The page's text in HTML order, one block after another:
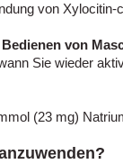
von
von
Sie wieder
(23 mg)